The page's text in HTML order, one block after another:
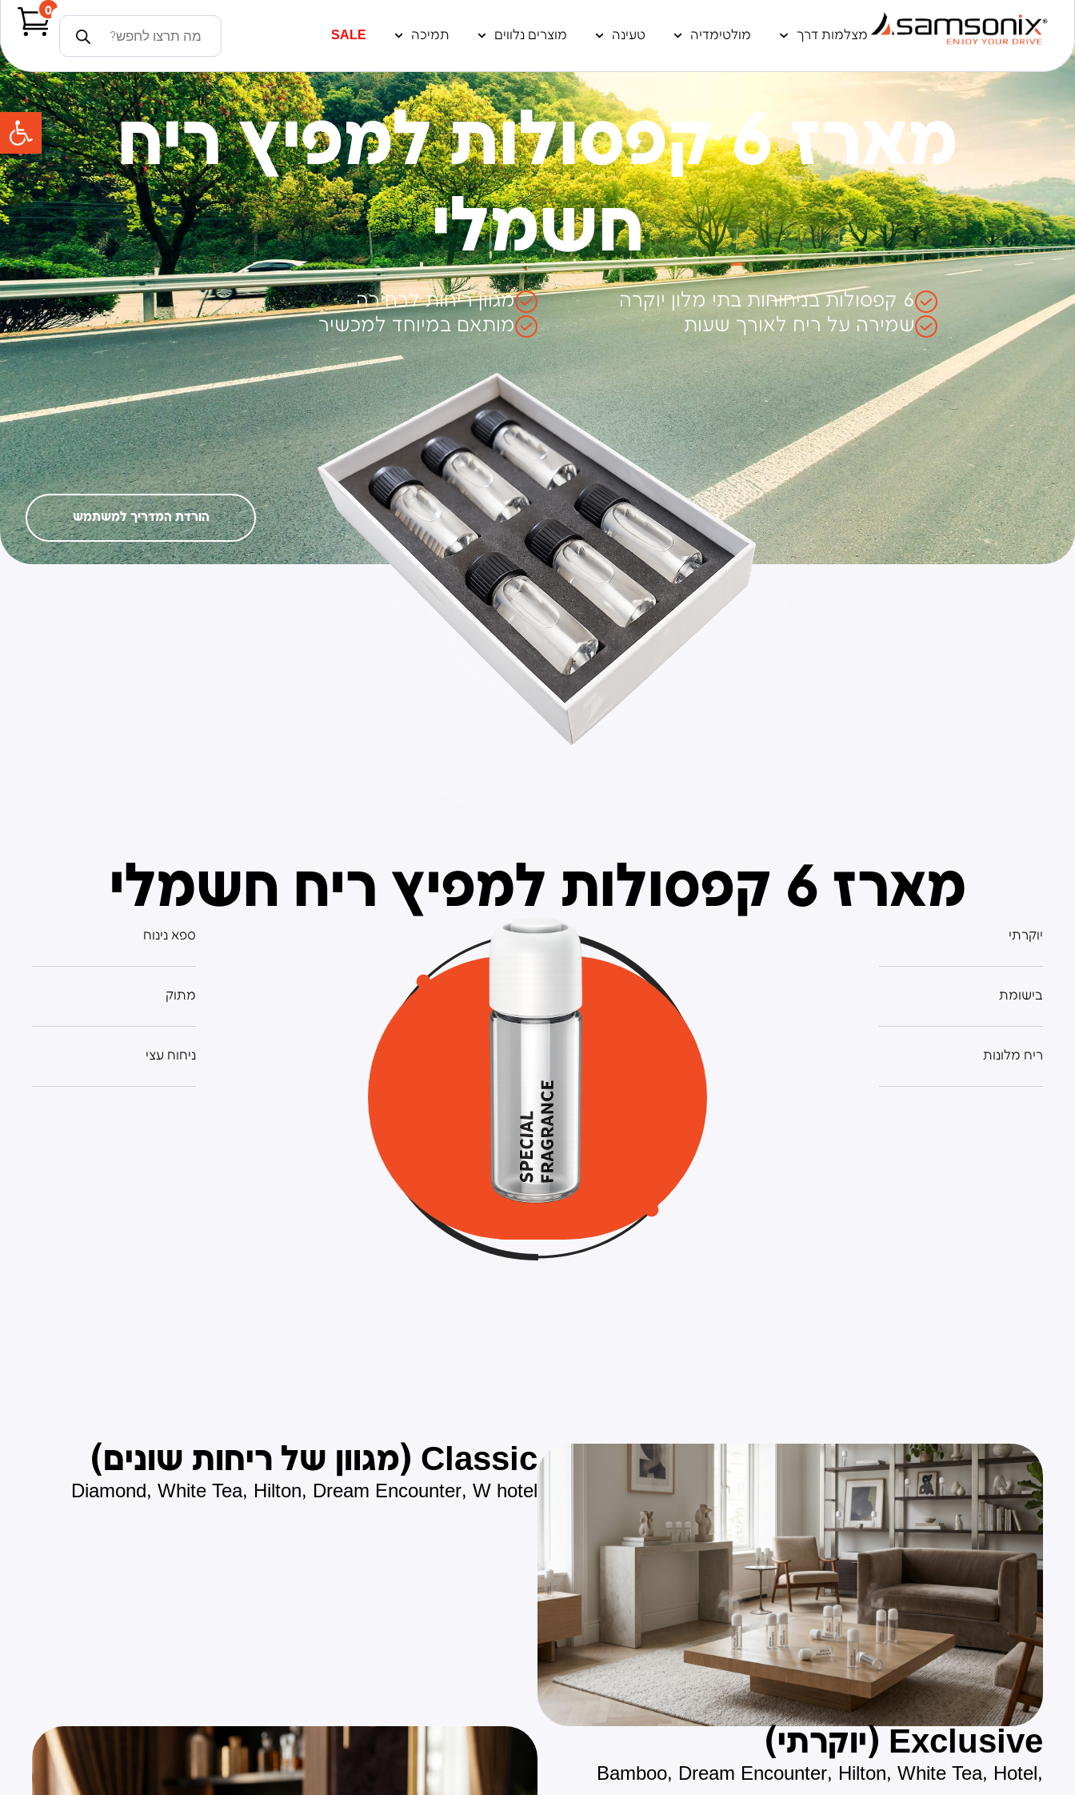
מצלמות דרך מולטימדיה טעינה מוצרים נלווים תמיכה SALE
0
מארז 6 קפסולות למפיץ ריח
חשמלי
6 קפסולות בניחוחות בתי מלון יוקרה
מגוון ריחות לבחירה
שמירה על ריח לאורך שעות
מותאם במיוחד למכשיר
הורדת המדריך למשתמש
מארז 6 קפסולות למפיץ ריח חשמלי
יוקרתי
בישומת
ריח מלונות
ספא נינוח
מתוק
ניחוח עצי
Classic (מגוון של ריחות שונים)
Diamond, White Tea, Hilton, Dream Encounter, W hotel
Exclusive (יוקרתי)
Bamboo, Dream Encounter, Hilton, White Tea, Hotel,